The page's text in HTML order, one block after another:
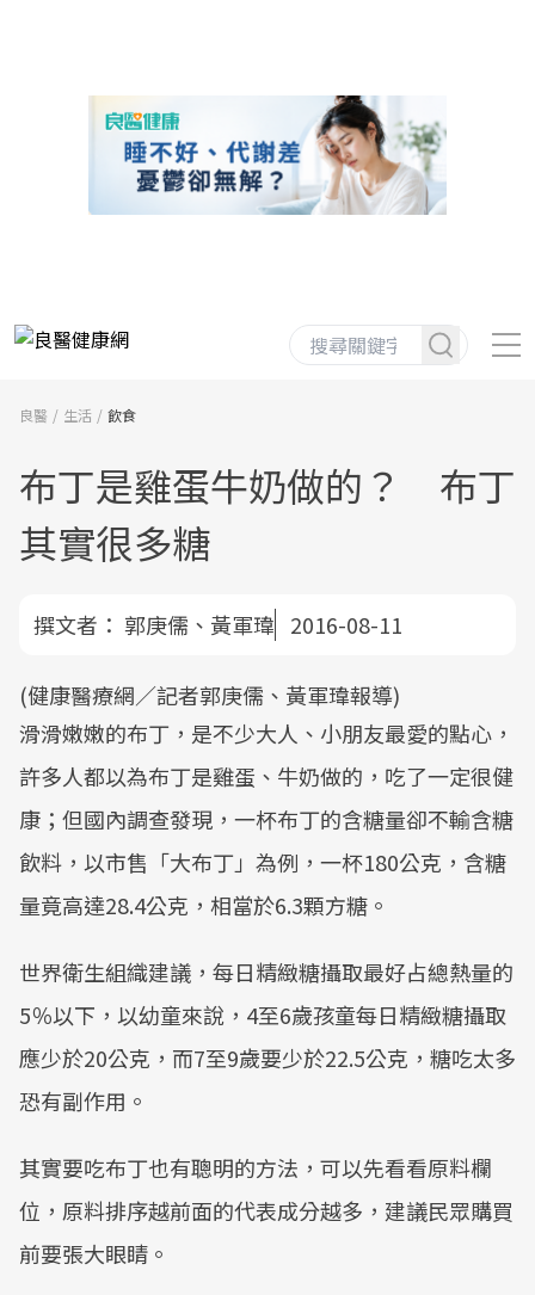
良醫 生活 飲食
布丁是雞蛋牛奶做的？ 布丁
其實很多糖
撰文者： 郭庚儒、黃軍瑋 2016-08-11
(健康醫療網／記者郭庚儒、黃軍瑋報導)
滑滑嫩嫩的布丁，是不少大人、小朋友最愛的點心，
許多人都以為布丁是雞蛋、牛奶做的，吃了一定很健
康；但國內調查發現，一杯布丁的含糖量卻不輸含糖
飲料，以市售「大布丁」為例，一杯180公克，含糖
量竟高達28.4公克，相當於6.3顆方糖。
世界衛生組織建議，每日精緻糖攝取最好占總熱量的
5％以下，以幼童來說，4至6歲孩童每日精緻糖攝取
應少於20公克，而7至9歲要少於22.5公克，糖吃太多
恐有副作用。
其實要吃布丁也有聰明的方法，可以先看看原料欄
位，原料排序越前面的代表成分越多，建議民眾購買
前要張大眼睛。